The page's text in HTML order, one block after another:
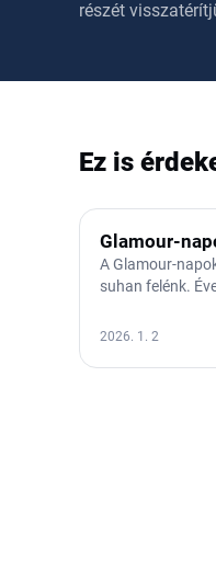
részét
Ez is
Glamour-
A Glamour-
suhan felénk.
2026. 1. 2